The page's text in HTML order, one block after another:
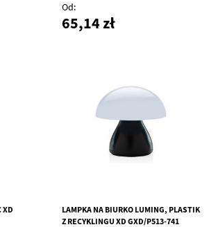
Od
65,14 zł
XD
LAMPKA NA BIURKO LUMING, PLASTIK
Z RECYKLINGU XD GXD/P513-741